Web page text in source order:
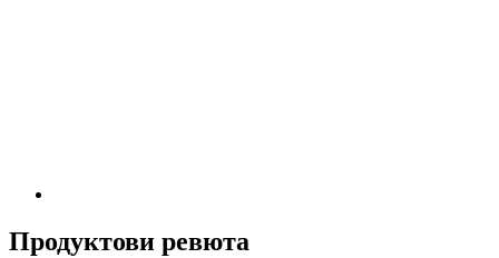
Продуктови ревюта